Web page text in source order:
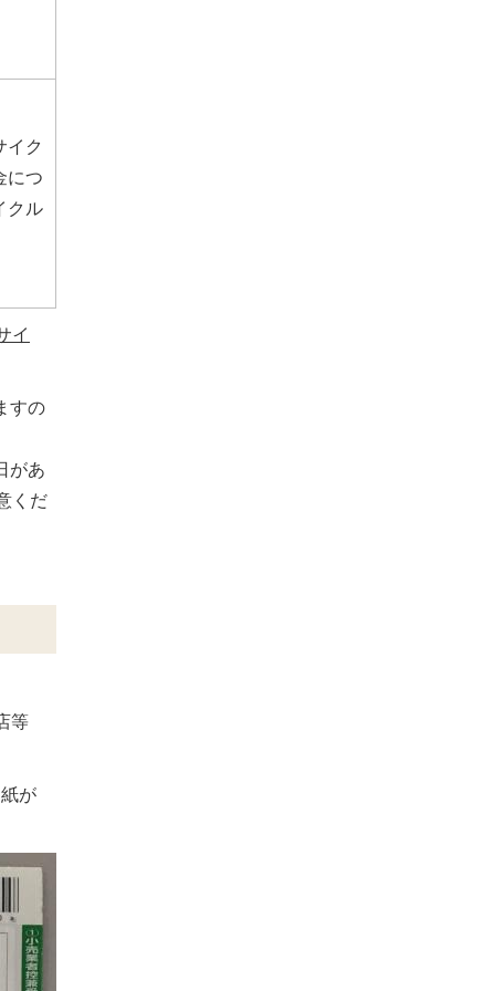
イク
につ
クル
イ
すの
があ
くだ
等
が